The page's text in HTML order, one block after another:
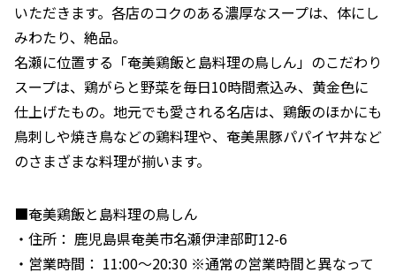
いただきます。各店のコクのある濃厚なスープは、体にし
みわたり、絶品。
名瀬に位置する「奄美鶏飯と島料理の鳥しん」のこだわり
スープは、鶏がらと野菜を毎日10時間煮込み、黄金色に
仕上げたもの。地元でも愛される名店は、鶏飯のほかにも
鳥刺しや焼き鳥などの鶏料理や、奄美黒豚パパイヤ丼など
のさまざまな料理が揃います。
■奄美鶏飯と島料理の鳥しん
・住所： 鹿児島県奄美市名瀬伊津部町12-6
・営業時間： 11:00～20:30 ※通常の営業時間と異なって